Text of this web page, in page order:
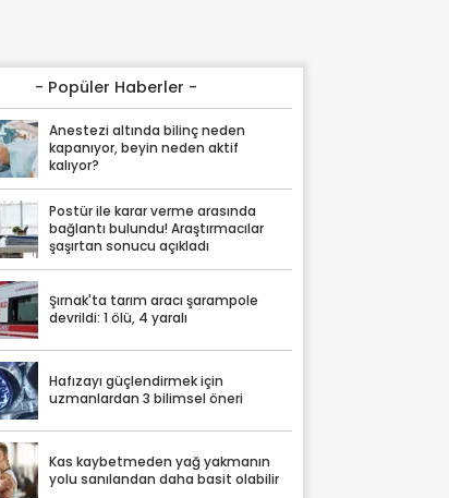
- Popüler Haberler -
Anestezi altında bilinç neden
kapanıyor, beyin neden aktif
kalıyor?
Postür ile karar verme arasında
bağlantı bulundu! Araştırmacılar
şaşırtan sonucu açıkladı
Şırnak'ta tarım aracı şarampole
devrildi: 1 ölü, 4 yaralı
Hafızayı güçlendirmek için
uzmanlardan 3 bilimsel öneri
Kas kaybetmeden yağ yakmanın
yolu sanılandan daha basit olabilir